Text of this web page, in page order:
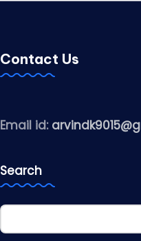
Contact Us
Email id:
Search